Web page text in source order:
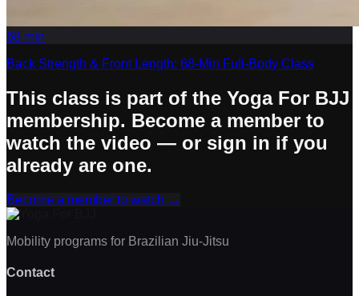
68 min
Back Strength & Front Length: 68-Min Full-Body Class
This class is part of the Yoga For BJJ
membership. Become a member to
watch the video — or sign in if you
already are one.
Become a member to watch →
Mobility programs for Brazilian Jiu-Jitsu
Contact